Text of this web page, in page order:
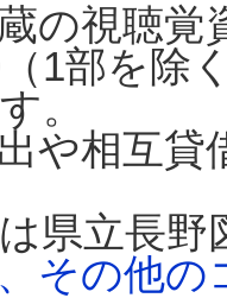
の視聴
1部を除
。
や相互貸
県立長野
その他の